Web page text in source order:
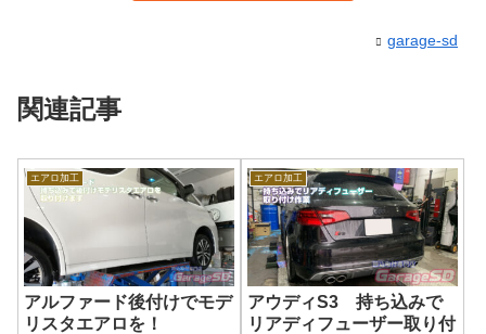
garage-sd
関連記事
エアロ加工
アルファード後付けでモデ
リスタエアロを！
エアロ加工
アウディS3 持ち込みで
リアディフューザー取り付